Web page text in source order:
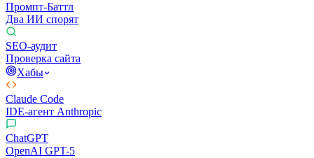
Промпт-Баттл
Два ИИ спорят
SEO-аудит
Проверка сайта
Хабы
Claude Code
IDE-агент Anthropic
ChatGPT
OpenAI GPT-5